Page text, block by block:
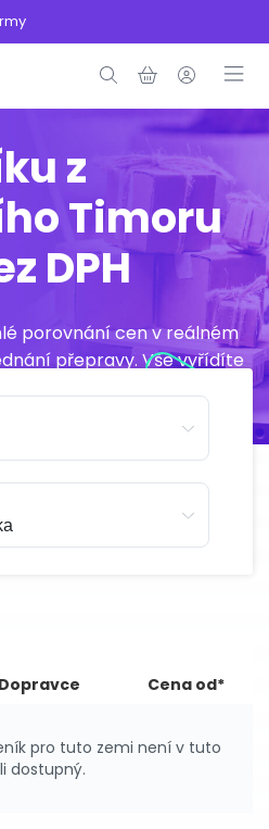
z
Timoru
DPH
porovnání cen v reálném
přepravy. Vše vyřídíte
Dopravce Cena od*
pro tuto zemi není v tuto
dostupný.